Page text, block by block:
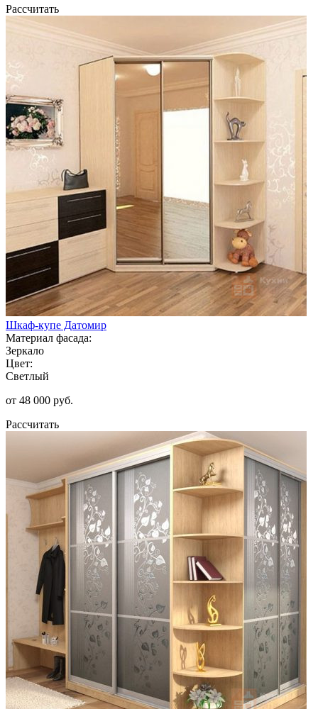
Рассчитать
Шкаф-купе Датомир
Материал фасада:
Зеркало
Цвет:
Светлый
от 48 000 руб.
Рассчитать